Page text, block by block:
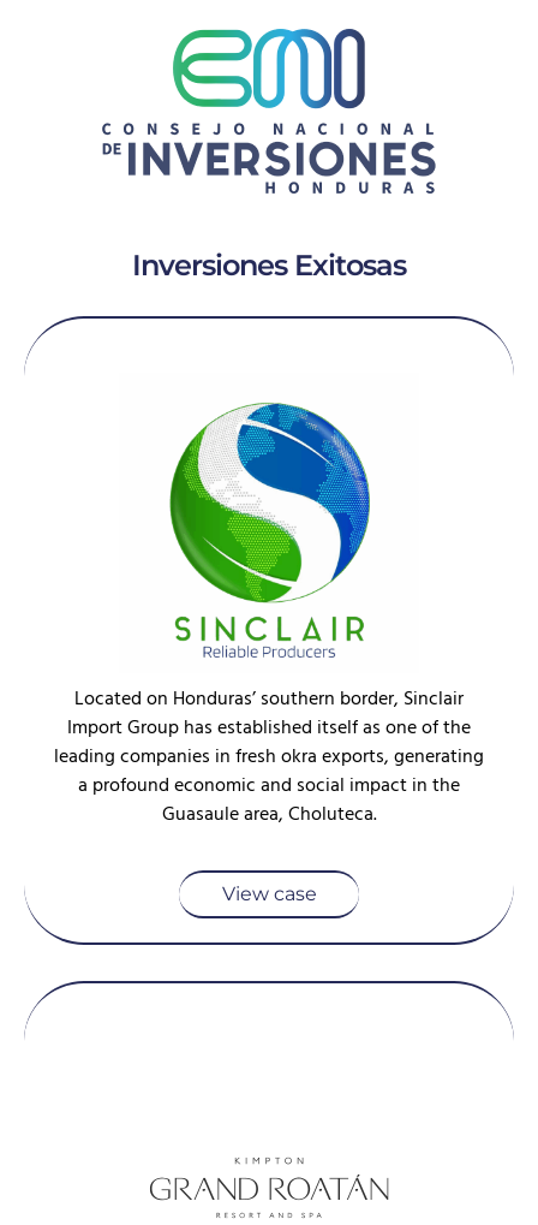
Inversiones Exitosas
Located on Honduras’ southern border, Sinclair
Import Group has established itself as one of the
leading companies in fresh okra exports, generating
a profound economic and social impact in the
Guasaule area, Choluteca.
View case